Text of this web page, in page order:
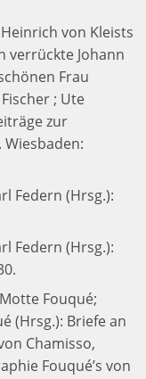
Heinrich von Kleists
verrückte Johann
Frau
; Ute
zur
Wiesbaden:
Federn (Hrsg.):
Federn (Hrsg.):
Fouqué;
(Hrsg.): Briefe an
Chamisso,
Fouqué’s von